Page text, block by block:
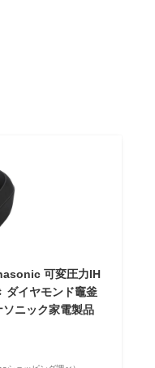
可変圧力IH
ダイヤモンド竈釜
ニック家電製品